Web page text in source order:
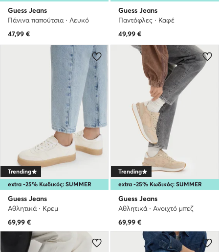
Guess Jeans
Πάνινα παπούτσια · Λευκό
47,99 €
Guess Jeans
Παντόφλες · Καφέ
49,99 €
extra -25% Κωδικός: SUMMER
Trending
Guess Jeans
Αθλητικά · Κρεμ
69,99 €
extra -25% Κωδικός: SUMMER
Trending
Guess Jeans
Αθλητικά · Ανοιχτό μπεζ
69,99 €